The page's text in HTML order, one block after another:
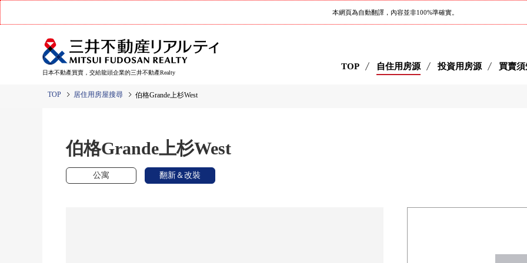
本網頁為自動翻譯，內容並非100%準確實。
日本不動產買賣，交給龍頭企業的三井不動產Realty
TOP 自住用房源 投資用房源 買賣須
TOP 居住用房屋搜尋 伯格Grande上杉West
伯格Grande上杉West
公寓 翻新＆改裝